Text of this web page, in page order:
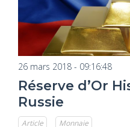
26 mars 2018 - 09:16:48
Réserve d’Or
Russie
Article Monnaie